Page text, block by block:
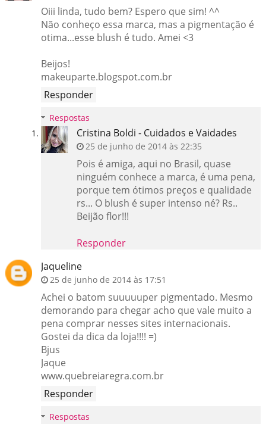
Oiii linda, tudo bem? Espero que sim! ^^
Não conheço essa marca, mas a pigmentação é
otima...esse blush é tudo. Amei <3
Beijos!
makeuparte.blogspot.com.br
Responder
Respostas
Cristina Boldi - Cuidados e Vaidades
25 de junho de 2014 às 22:35
Pois é amiga, aqui no Brasil, quase
ninguém conhece a marca, é uma pena,
porque tem ótimos preços e qualidade
rs... O blush é super intenso né? Rs..
Beijão flor!!!
Responder
Jaqueline
25 de junho de 2014 às 17:51
Achei o batom suuuuuper pigmentado. Mesmo
demorando para chegar acho que vale muito a
pena comprar nesses sites internacionais.
Gostei da dica da loja!!!! =)
Bjus
Jaque
www.quebreiaregra.com.br
Responder
Respostas